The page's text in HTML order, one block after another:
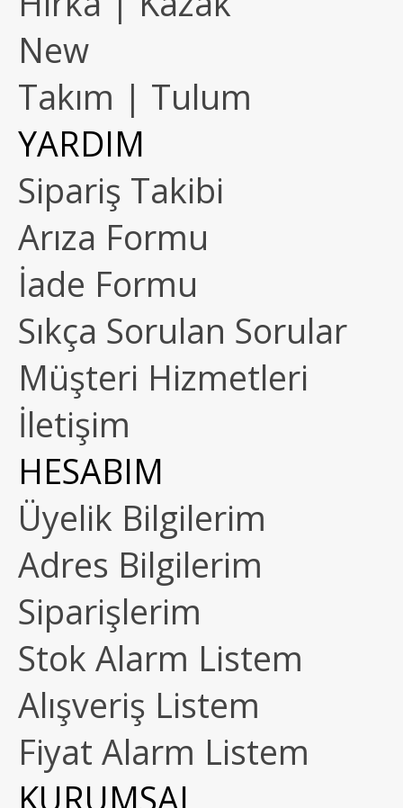
New
Takım | Tulum
YARDIM
Sipariş Takibi
Arıza Formu
İade Formu
Sıkça Sorulan Sorular
Müşteri Hizmetleri
İletişim
HESABIM
Üyelik Bilgilerim
Adres Bilgilerim
Siparişlerim
Stok Alarm Listem
Alışveriş Listem
Fiyat Alarm Listem
KURUMSAL